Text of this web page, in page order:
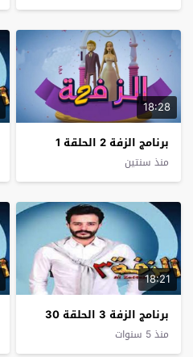
18:28
برنامج الزفة 2 الحلقة 1
منذ سنتين
18:21
برنامج الزفة 3 الحلقة 30
منذ 5 سنوات